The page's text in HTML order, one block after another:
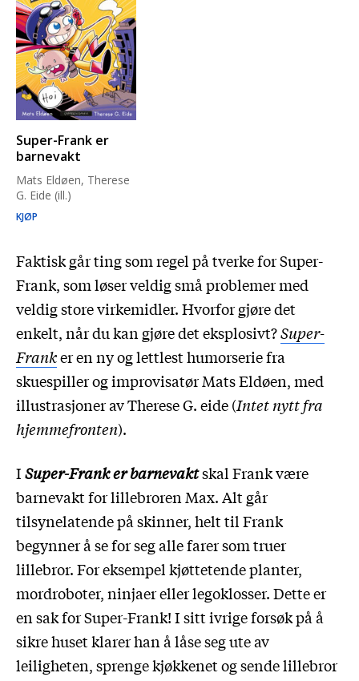
Super-Frank er
barnevakt
Mats Eldøen, Therese
G. Eide (ill.)
KJØP
Faktisk går ting som regel på tverke for Super-
Frank, som løser veldig små problemer med
veldig store virkemidler. Hvorfor gjøre det
enkelt, når du kan gjøre det eksplosivt?Super-
Frankeren ny og lettlest humorserie fra
skuespiller og improvisatør Mats Eldøen, med
illustrasjoner av Therese G. eide (Intet nytt fra
hjemmefronten).
ISuper-Frank er barnevaktskal Frank være
barnevakt for lillebroren Max. Alt går
tilsynelatende på skinner, helt til Frank
begynner å se for seg alle farer som truer
lillebror. For eksempel kjøttetende planter,
mordroboter, ninjaer eller legoklosser. Dette er
en sak for Super-Frank! I sitt ivrige forsøk på å
sikre huset klarer han å låse seg ute av
leiligheten, sprenge kjøkkenet og sende lillebror